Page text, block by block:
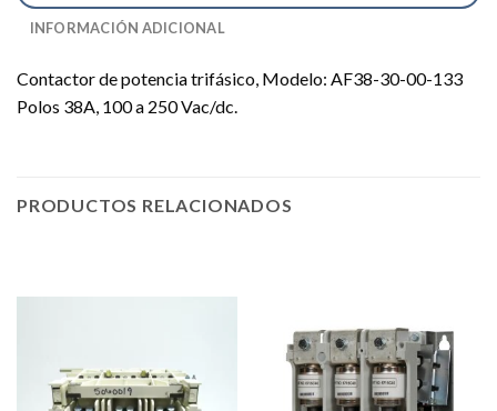
INFORMACIÓN ADICIONAL
Contactor de potencia trifásico, Modelo: AF38-30-00-133
Polos 38A, 100 a 250 Vac/dc.
PRODUCTOS RELACIONADOS